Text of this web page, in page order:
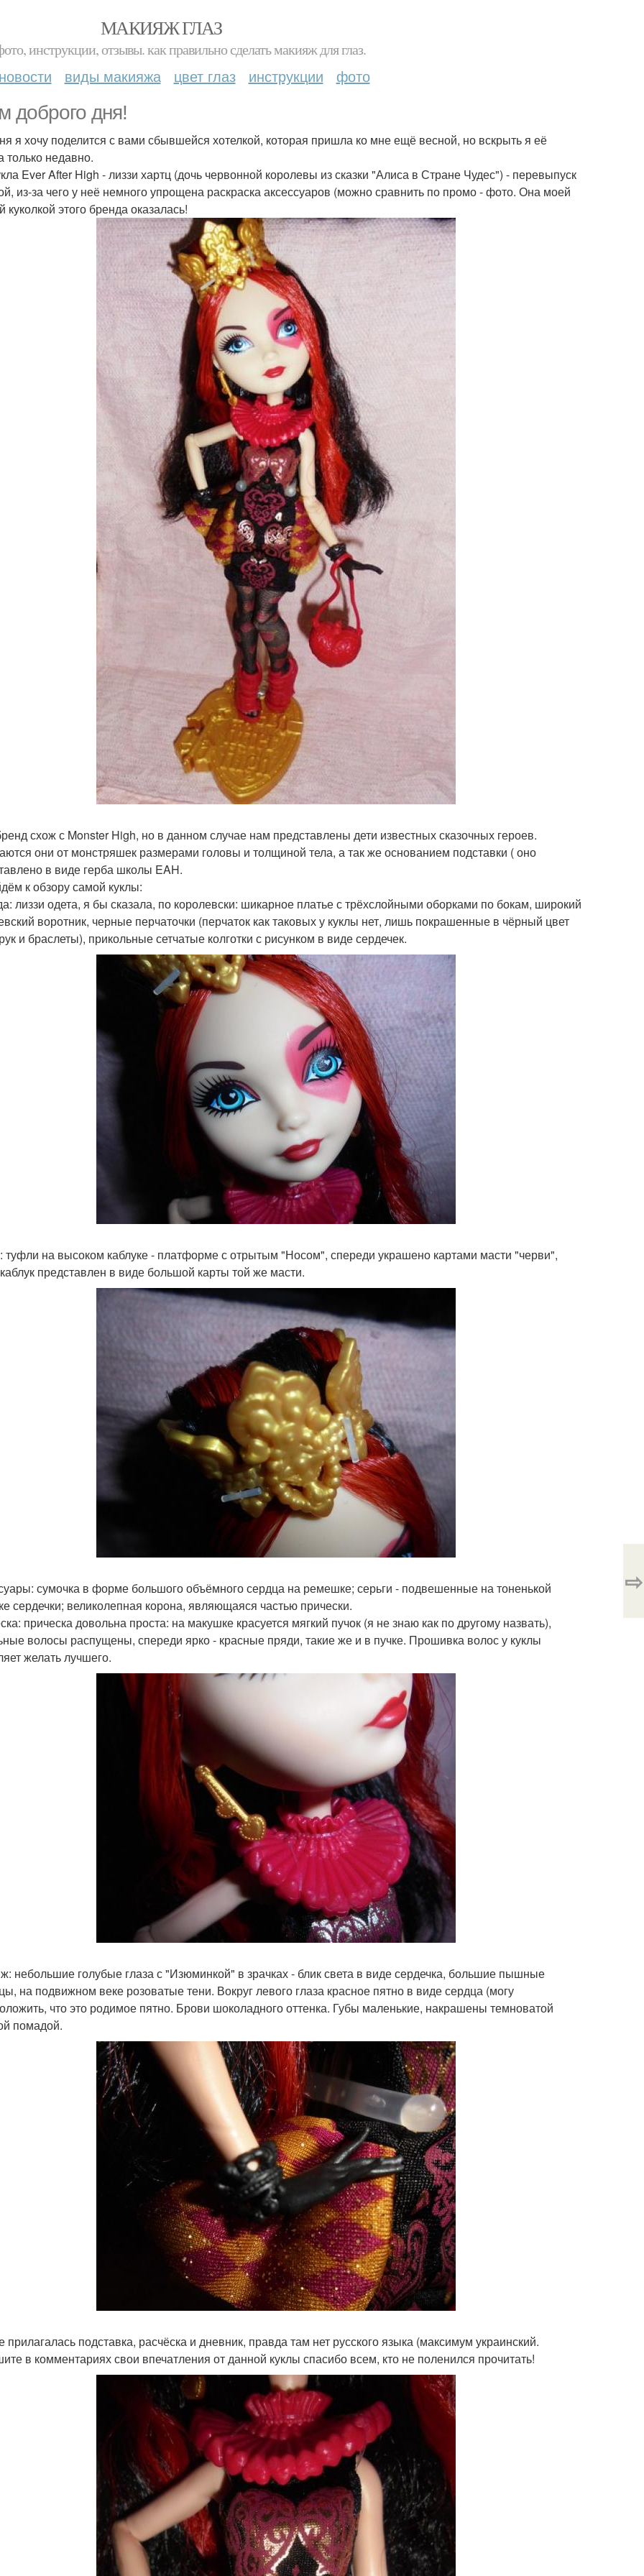
МАКИЯЖ ГЛАЗ
инструкции, отзывы. как правильно сделать макияж для глаз.
новости виды макияжа цвет глаз инструкции фото
доброго дня!
я хочу поделится с вами сбывшейся хотелкой, которая пришла ко мне ещё весной, но вскрыть я её
только недавно.
Ever After High - лиззи хартц (дочь червонной королевы из сказки "Алиса в Стране Чудес") - перевыпуск
из-за чего у неё немного упрощена раскраска аксессуаров (можно сравнить по промо - фото. Она моей
куколкой этого бренда оказалась!
схож с Monster High, но в данном случае нам представлены дети известных сказочных героев.
они от монстряшек размерами головы и толщиной тела, а так же основанием подставки ( оно
в виде герба школы EAH.
к обзору самой куклы:
лиззи одета, я бы сказала, по королевски: шикарное платье с трёхслойными оборками по бокам, широкий
воротник, черные перчаточки (перчаток как таковых у куклы нет, лишь покрашенные в чёрный цвет
и браслеты), прикольные сетчатые колготки с рисунком в виде сердечек.
туфли на высоком каблуке - платформе с отрытым "Носом", спереди украшено картами масти "черви",
представлен в виде большой карты той же масти.
сумочка в форме большого объёмного сердца на ремешке; серьги - подвешенные на тоненькой
сердечки; великолепная корона, являющаяся частью прически.
прическа довольна проста: на макушке красуется мягкий пучок (я не знаю как по другому назвать),
волосы распущены, спереди ярко - красные пряди, такие же и в пучке. Прошивка волос у куклы
желать лучшего.
небольшие голубые глаза с "Изюминкой" в зрачках - блик света в виде сердечка, большие пышные
на подвижном веке розоватые тени. Вокруг левого глаза красное пятно в виде сердца (могу
что это родимое пятно. Брови шоколадного оттенка. Губы маленькие, накрашены темноватой
помадой.
прилагалась подставка, расчёска и дневник, правда там нет русского языка (максимум украинский.
в комментариях свои впечатления от данной куклы спасибо всем, кто не поленился прочитать!
⇨